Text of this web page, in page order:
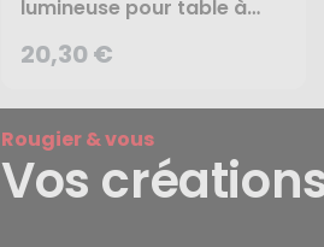
lumineuse pour table à
20,30 €CRÉER UNE ALERTE
Rougier & vous
Vos